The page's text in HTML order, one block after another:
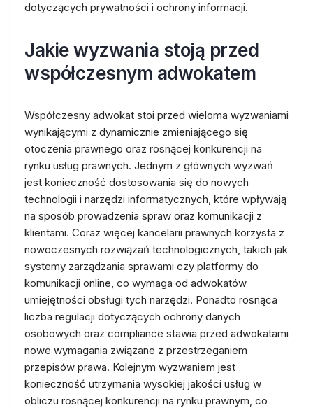
dotyczących prywatności i ochrony informacji.
Jakie wyzwania stoją przed
współczesnym adwokatem
Współczesny adwokat stoi przed wieloma wyzwaniami
wynikającymi z dynamicznie zmieniającego się
otoczenia prawnego oraz rosnącej konkurencji na
rynku usług prawnych. Jednym z głównych wyzwań
jest konieczność dostosowania się do nowych
technologii i narzędzi informatycznych, które wpływają
na sposób prowadzenia spraw oraz komunikacji z
klientami. Coraz więcej kancelarii prawnych korzysta z
nowoczesnych rozwiązań technologicznych, takich jak
systemy zarządzania sprawami czy platformy do
komunikacji online, co wymaga od adwokatów
umiejętności obsługi tych narzędzi. Ponadto rosnąca
liczba regulacji dotyczących ochrony danych
osobowych oraz compliance stawia przed adwokatami
nowe wymagania związane z przestrzeganiem
przepisów prawa. Kolejnym wyzwaniem jest
konieczność utrzymania wysokiej jakości usług w
obliczu rosnącej konkurencji na rynku prawnym, co